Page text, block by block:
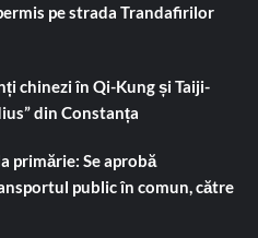
pe strada Trandafirilor
chinezi în Qi-Kung și Taiji-
din Constanța
primărie: Se aprobă
public în comun, către